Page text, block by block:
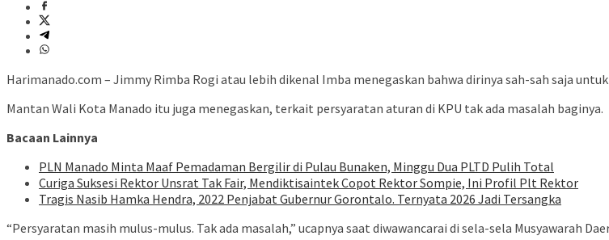
Harimanado.com – Jimmy Rimba Rogi atau lebih dikenal Imba menegaskan bahwa dirinya sah-sah saja
Mantan Wali Kota Manado itu juga menegaskan, terkait persyaratan aturan di KPU tak ada masalah baginya.
Bacaan Lainnya
PLN Manado Minta Maaf Pemadaman Bergilir di Pulau Bunaken, Minggu Dua PLTD Pulih Total
Curiga Suksesi Rektor Unsrat Tak Fair, Mendiktisaintek Copot Rektor Sompie, Ini Profil Plt Rektor
Tragis Nasib Hamka Hendra, 2022 Penjabat Gubernur Gorontalo. Ternyata 2026 Jadi Tersangka
“Persyaratan masih mulus-mulus. Tak ada masalah,” ucapnya saat diwawancarai di sela-sela Musyawarah